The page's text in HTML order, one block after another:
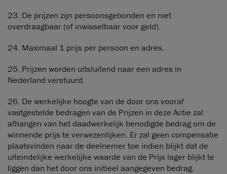
23. De prijzen zijn persoonsgebonden en niet
overdraagbaar (of inwisselbaar voor geld).
24. Maximaal 1 prijs per persoon en adres.
25. Prijzen worden uitsluitend naar een adres in
Nederland verstuurd.
26. De werkelijke hoogte van de door ons vooraf
vastgestelde bedragen van de Prijzen in deze Actie zal
afhangen van het daadwerkelijk benodigde bedrag om de
winnende prijs te verwezenlijken. Er zal geen compensatie
plaatsvinden naar de deelnemer toe indien blijkt dat de
uiteindelijke werkelijke waarde van de Prijs lager blijkt te
liggen dan het door ons initieel aangegeven bedrag.